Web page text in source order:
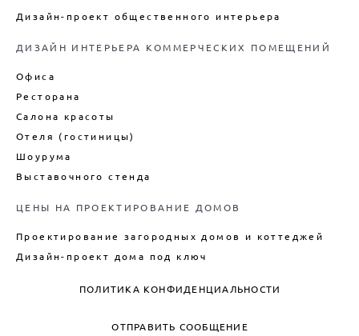
Дизайн-проект общественного интерьера
ДИЗАЙН ИНТЕРЬЕРА КОММЕРЧЕСКИХ ПОМЕЩЕНИЙ
Офиса
Ресторана
Салона красоты
Отеля (гостиницы)
Шоурума
Выставочного стенда
ЦЕНЫ НА ПРОЕКТИРОВАНИЕ ДОМОВ
Проектирование загородных домов и коттеджей
Дизайн-проект дома под ключ
ПОЛИТИКА КОНФИДЕНЦИАЛЬНОСТИ
ОТПРАВИТЬ СООБЩЕНИЕ